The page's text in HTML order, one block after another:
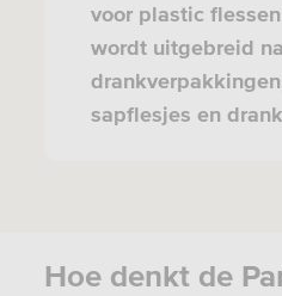
voor plastic
wordt uitgebreid
sapflesjes en
Hoe denkt de